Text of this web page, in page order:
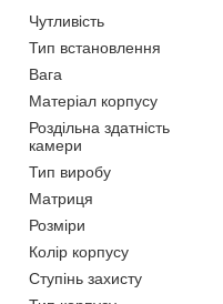
Чутливість
Тип встановлення
Вага
Матеріал корпусу
Роздільна здатність
камери
Тип виробу
Матриця
Розміри
Колір корпусу
Ступінь захисту